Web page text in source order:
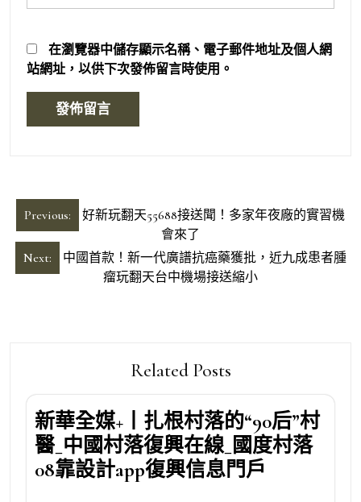
在瀏覽器中儲存顯示名稱、電子郵件地址及個人網
站網址，以供下次發佈留言時使用。
文
章
導
Previous:
好新玩翻天55688接送聞！多家年夜廠的實習機
會來了
Next:
中國首款！新一代廣譜抗癌藥獲批，近九成患者腫
瘤玩翻天台中機場接送縮小
Related Posts
新華全媒+丨扎根村落的“90后”村
醫_中國村落復興在線_國度村落
08靠設計app復興信息門戶